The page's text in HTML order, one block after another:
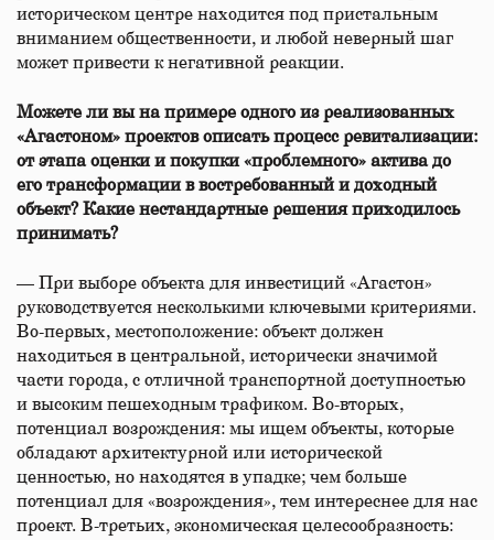
историческом центре находится под пристальным
вниманием общественности, и любой неверный шаг
может привести к негативной реакции.
Можете ли вы на примере одного из реализованных
«Агастоном» проектов описать процесс ревитализации:
от этапа оценки и покупки «проблемного» актива до
его трансформации в востребованный и доходный
объект? Какие нестандартные решения приходилось
принимать?
— При выборе объекта для инвестиций «Агастон»
руководствуется несколькими ключевыми критериями.
Во-первых, местоположение: объект должен
находиться в центральной, исторически значимой
части города, с отличной транспортной доступностью
и высоким пешеходным трафиком. Во-вторых,
потенциал возрождения: мы ищем объекты, которые
обладают архитектурной или исторической
ценностью, но находятся в упадке; чем больше
потенциал для «возрождения», тем интереснее для нас
проект. В-третьих, экономическая целесообразность: